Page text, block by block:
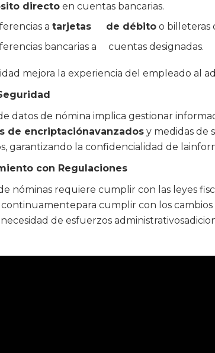
directo en cuentas bancarias.
atarjetas de débito o billeteras
bancarias a cuentas designadas.
mejora la experiencia del empleado al
datos de nómina implica gestionar
de encriptaciónavanzados y medidas de
garantizando la confidencialidad de
con Regulaciones
nóminas requiere cumplir con las leyes
cumplir con los
necesidad de esfuerzos